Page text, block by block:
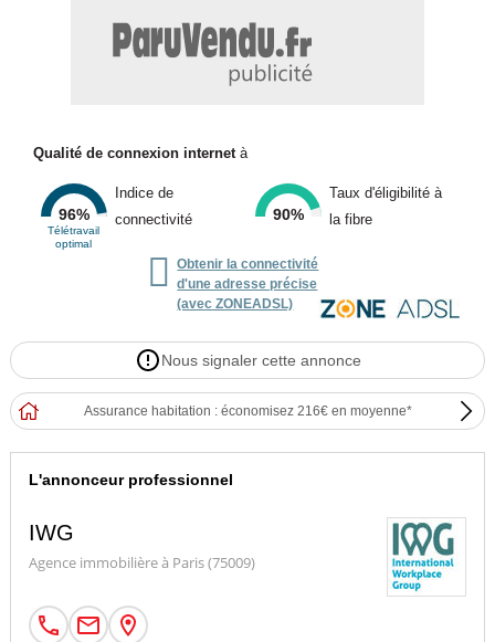
Qualité de connexion internetà
96%
Télétravail
optimal
Indice de
connectivité
90%
Taux d'éligibilité à
la fibre

Obtenir la connectivité
d'une adresse précise
(avec ZONEADSL)
Nous signaler cette annonce
Assurance habitation : économisez 216€ en moyenne*
L'annonceur professionnel
IWG
Agence immobilière à Paris (75009)